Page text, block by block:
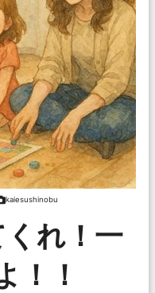
kaiesushinobu
れ！一
！！